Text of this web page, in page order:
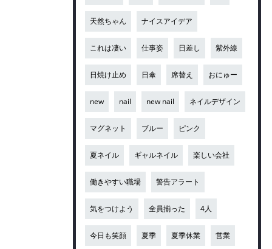
天然ちゃん ナイスアイデア
これは凄い 仕事姿 日差し 紫外線
日焼け止め 日傘 席替え おにゅー
new nail new nail ネイルデザイン
マグネット ブルー ピンク
夏ネイル ギャルネイル 楽しい会社
働きやすい職場 警告アラート
気をつけよう 全員揃った 4人
今日も笑顔 夏季 夏季休業 営業